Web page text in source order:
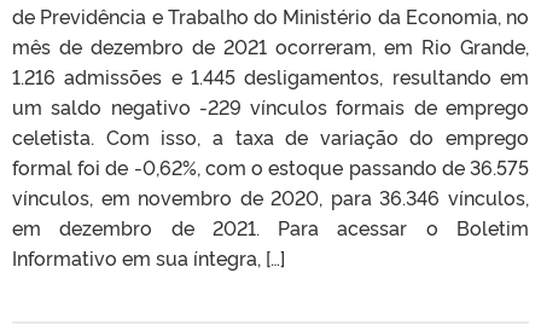
de Previdência e Trabalho do Ministério da Economia, no
mês de dezembro de 2021 ocorreram, em Rio Grande,
1.216 admissões e 1.445 desligamentos, resultando em
um saldo negativo -229 vínculos formais de emprego
celetista. Com isso, a taxa de variação do emprego
formal foi de -0,62%, com o estoque passando de 36.575
vínculos, em novembro de 2020, para 36.346 vínculos,
em dezembro de 2021. Para acessar o Boletim
Informativo em sua íntegra, […]